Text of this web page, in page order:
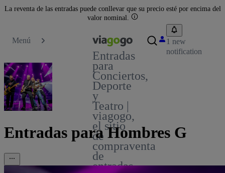
La reventa de las entradas puede conllevar que su precio esté por encima del
valor nominal.
Menú
Entradas
para
Conciertos,
Deporte
y
Teatro |
viagogo,
el sitio
de
compraventa
de
entradas
1 new
notification
Entradas para Hombres G